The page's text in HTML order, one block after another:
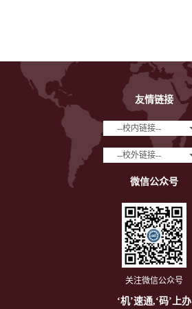
友情链接
--校内链接--
--校外链接--
微信公众号
关注微信公众号
‘机’速通,‘码’上办